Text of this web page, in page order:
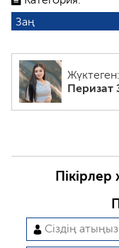
Заң
Жүктеген:
Перизат